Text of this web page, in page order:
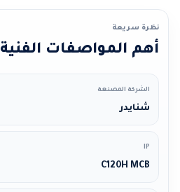
نظرة سريعة
أهم المواصفات الفنية
الشركة المصنعة
شنايدر
IP
C120H MCB